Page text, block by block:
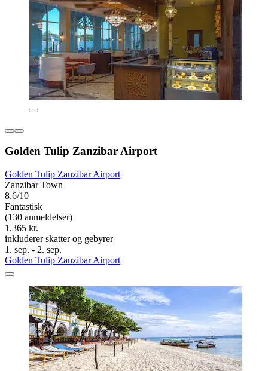
Golden Tulip Zanzibar Airport
Golden Tulip Zanzibar Airport
Zanzibar Town
8,6/10
Fantastisk
(130 anmeldelser)
1.365 kr.
inkluderer skatter og gebyrer
1. sep. - 2. sep.
Golden Tulip Zanzibar Airport